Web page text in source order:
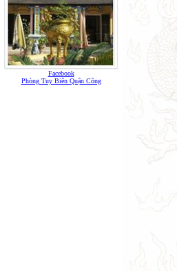
Facebook
Phòng Tuy Biên Quận Công